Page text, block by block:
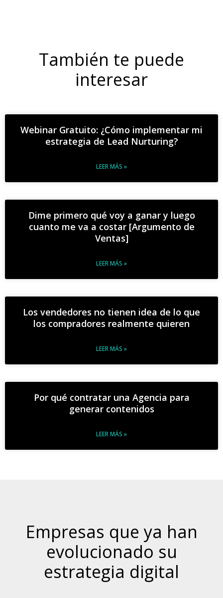
También te puede
interesar
Webinar Gratuito: ¿Cómo implementar mi
estrategia de Lead Nurturing?
LEER MÁS »
Dime primero qué voy a ganar y luego
cuanto me va a costar [Argumento de
Ventas]
LEER MÁS »
Los vendedores no tienen idea de lo que
los compradores realmente quieren
LEER MÁS »
Por qué contratar una Agencia para
generar contenidos
LEER MÁS »
Empresas que ya han
evolucionado su
estrategia digital